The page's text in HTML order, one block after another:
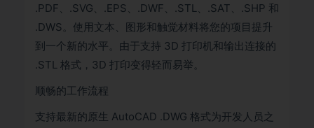
.PDF、.SVG、.EPS、.DWF、.STL、.SAT、.SHP 和
.DWS。使用文本、图形和触觉材料将您的项目提升
到一个新的水平。由于支持 3D 打印机和输出连接的
.STL 格式，3D 打印变得轻而易举。
顺畅的工作流程
支持最新的原生 AutoCAD .DWG 格式为开发人员之